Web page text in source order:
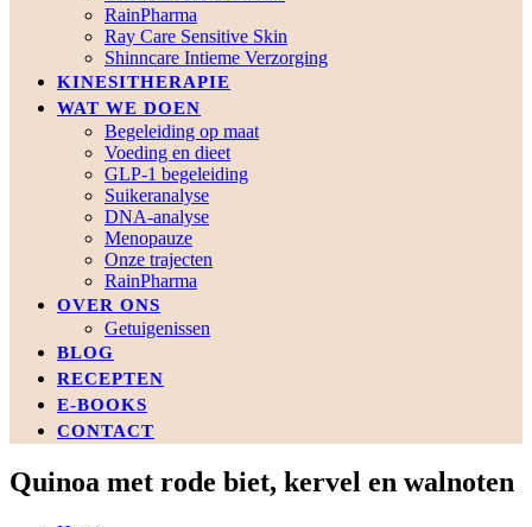
RainPharma
Ray Care Sensitive Skin
Shinncare Intieme Verzorging
KINESITHERAPIE
WAT WE DOEN
Begeleiding op maat
Voeding en dieet
GLP-1 begeleiding
Suikeranalyse
DNA-analyse
Menopauze
Onze trajecten
RainPharma
OVER ONS
Getuigenissen
BLOG
RECEPTEN
E-BOOKS
CONTACT
Quinoa met rode biet, kervel en walnoten